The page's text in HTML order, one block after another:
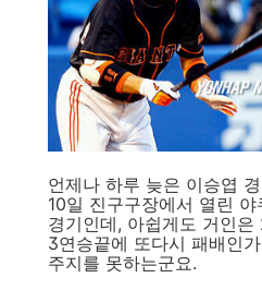
언제나 하루 늦은 이승엽
10일 진구구장에서 열린
경기인데, 아쉽게도 거인
3연승끝에 또다시 패배인
주지를 못하는군요.